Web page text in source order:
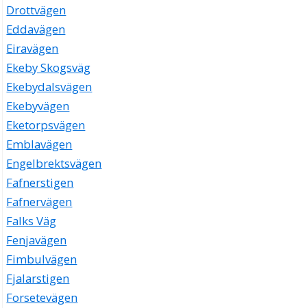
Drottvägen
Eddavägen
Eiravägen
Ekeby Skogsväg
Ekebydalsvägen
Ekebyvägen
Eketorpsvägen
Emblavägen
Engelbrektsvägen
Fafnerstigen
Fafnervägen
Falks Väg
Fenjavägen
Fimbulvägen
Fjalarstigen
Forsetevägen